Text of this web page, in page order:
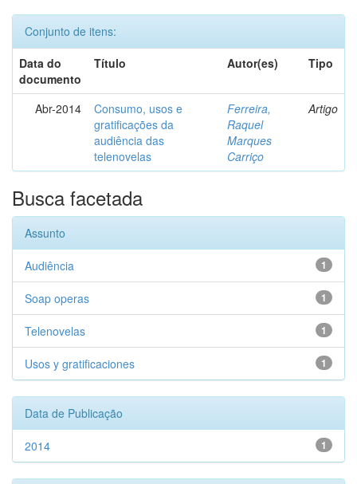
Conjunto de itens:
Data do
documento
Título Autor(es) Tipo
Abr-2014
Consumo, usos e
gratificações da
audiência das
telenovelas
Ferreira,
Raquel
Marques
Carriço
Artigo
Busca facetada
Assunto
1
Audiência
1
Soap operas
1
Telenovelas
1
Usos y gratificaciones
Data de Publicação
1
2014